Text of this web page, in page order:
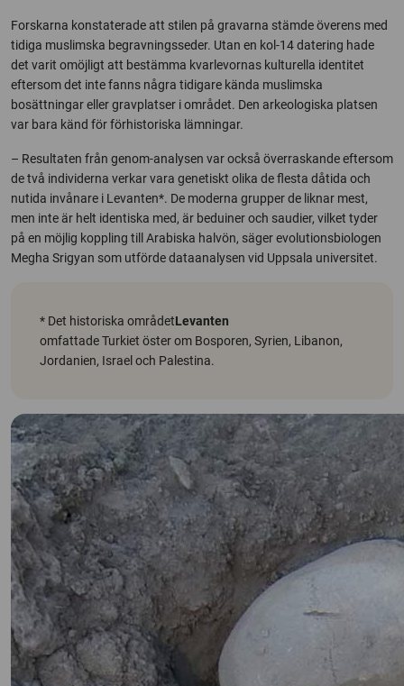
Forskarna konstaterade att stilen på gravarna stämde överens med
tidiga muslimska begravningsseder. Utan en kol-14 datering hade
det varit omöjligt att bestämma kvarlevornas kulturella identitet
eftersom det inte fanns några tidigare kända muslimska
bosättningar eller gravplatser i området. Den arkeologiska platsen
var bara känd för förhistoriska lämningar.
– Resultaten från genom-analysen var också överraskande eftersom
de två individerna verkar vara genetiskt olika de flesta dåtida och
nutida invånare i Levanten*. De moderna grupper de liknar mest,
men inte är helt identiska med, är beduiner och saudier, vilket tyder
på en möjlig koppling till Arabiska halvön, säger evolutionsbiologen
Megha Srigyan som utförde dataanalysen vid Uppsala universitet.
* Det historiska områdetLevanten
omfattade Turkiet öster om Bosporen, Syrien, Libanon,
Jordanien, Israel och Palestina.